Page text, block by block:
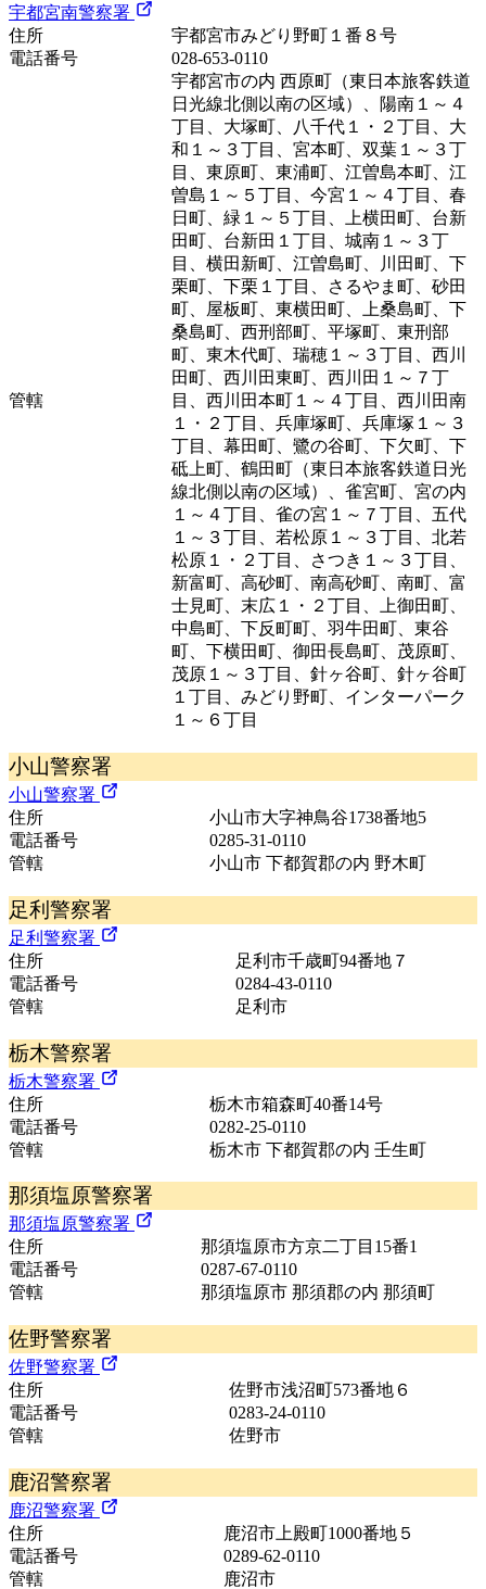
宇都宮南警察署
住所
宇都宮市みどり野町１番８号
電話番号
028-653-0110
管轄
宇都宮市の内 西原町（東日本旅客鉄道
日光線北側以南の区域）、陽南１～４
丁目、大塚町、八千代１・２丁目、大
和１～３丁目、宮本町、双葉１～３丁
目、東原町、東浦町、江曽島本町、江
曽島１～５丁目、今宮１～４丁目、春
日町、緑１～５丁目、上横田町、台新
田町、台新田１丁目、城南１～３丁
目、横田新町、江曽島町、川田町、下
栗町、下栗１丁目、さるやま町、砂田
町、屋板町、東横田町、上桑島町、下
桑島町、西刑部町、平塚町、東刑部
町、東木代町、瑞穂１～３丁目、西川
田町、西川田東町、西川田１～７丁
目、西川田本町１～４丁目、西川田南
１・２丁目、兵庫塚町、兵庫塚１～３
丁目、幕田町、鷺の谷町、下欠町、下
砥上町、鶴田町（東日本旅客鉄道日光
線北側以南の区域）、雀宮町、宮の内
１～４丁目、雀の宮１～７丁目、五代
１～３丁目、若松原１～３丁目、北若
松原１・２丁目、さつき１～３丁目、
新富町、高砂町、南高砂町、南町、富
士見町、末広１・２丁目、上御田町、
中島町、下反町町、羽牛田町、東谷
町、下横田町、御田長島町、茂原町、
茂原１～３丁目、針ヶ谷町、針ヶ谷町
１丁目、みどり野町、インターパーク
１～６丁目
小山警察署
小山警察署
住所
小山市大字神鳥谷1738番地5
電話番号
0285-31-0110
管轄
小山市 下都賀郡の内 野木町
足利警察署
足利警察署
住所
足利市千歳町94番地７
電話番号
0284-43-0110
管轄
足利市
栃木警察署
栃木警察署
住所
栃木市箱森町40番14号
電話番号
0282-25-0110
管轄
栃木市 下都賀郡の内 壬生町
那須塩原警察署
那須塩原警察署
住所
那須塩原市方京二丁目15番1
電話番号
0287-67-0110
管轄
那須塩原市 那須郡の内 那須町
佐野警察署
佐野警察署
住所
佐野市浅沼町573番地６
電話番号
0283-24-0110
管轄
佐野市
鹿沼警察署
鹿沼警察署
住所
鹿沼市上殿町1000番地５
電話番号
0289-62-0110
管轄
鹿沼市